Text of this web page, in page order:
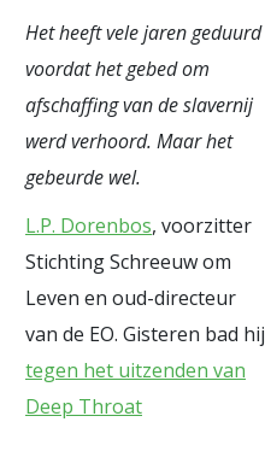
Het heeft vele jaren geduurd
voordat het gebed om
afschaffing van de slavernij
werd verhoord. Maar het
gebeurde wel.
L.P. Dorenbos, voorzitter
Stichting Schreeuw om
Leven en oud-directeur
van de EO. Gisteren bad hij
tegen het uitzenden van
Deep Throat